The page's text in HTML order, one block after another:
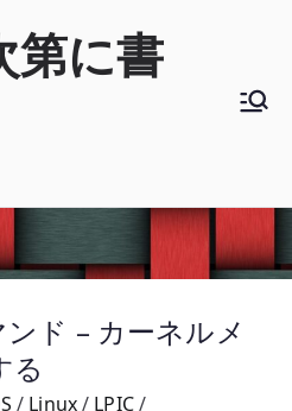
第に書
ド – カーネルメ
る
Linux
LPIC